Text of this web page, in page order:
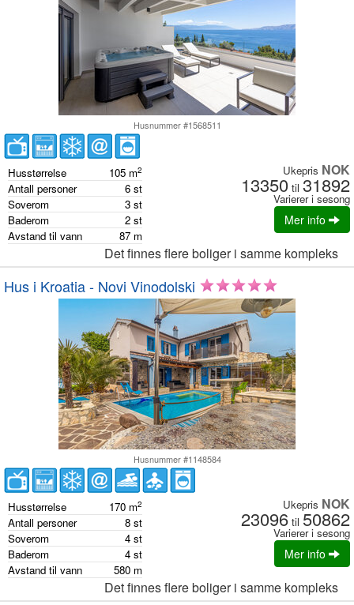
Husnummer #1568511
Husstørrelse 105 m2
Antall personer 6 st
Soverom
3 st
Baderom
2 st
Avstand til vann
87 m
Ukepris NOK
13350 til 31892
Varierer i sesong
Mer info
Det finnes flere boliger i samme kompleks
Hus i Kroatia - Novi Vinodolski
Husnummer #1148584
Husstørrelse 170 m2
Antall personer 8 st
Soverom
4 st
Baderom
4 st
Avstand til vann
580 m
Ukepris NOK
23096 til 50862
Varierer i sesong
Mer info
Det finnes flere boliger i samme kompleks